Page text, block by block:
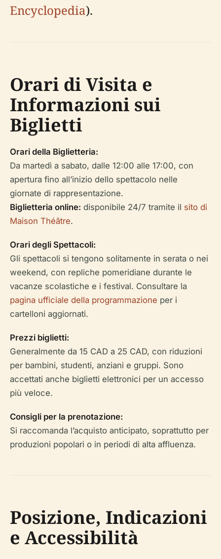
Encyclopedia).
Orari di Visita e
Informazioni sui
Biglietti
Orari della Biglietteria:
Da martedì a sabato, dalle 12:00 alle 17:00, con
apertura fino all’inizio dello spettacolo nelle
giornate di rappresentazione.
Biglietteria online: disponibile 24/7 tramite il sito di
Maison Théâtre.
Orari degli Spettacoli:
Gli spettacoli si tengono solitamente in serata o nei
weekend, con repliche pomeridiane durante le
vacanze scolastiche e i festival. Consultare la
pagina ufficiale della programmazione per i
cartelloni aggiornati.
Prezzi biglietti:
Generalmente da 15 CAD a 25 CAD, con riduzioni
per bambini, studenti, anziani e gruppi. Sono
accettati anche biglietti elettronici per un accesso
più veloce.
Consigli per la prenotazione:
Si raccomanda l’acquisto anticipato, soprattutto per
produzioni popolari o in periodi di alta affluenza.
Posizione, Indicazioni
e Accessibilità